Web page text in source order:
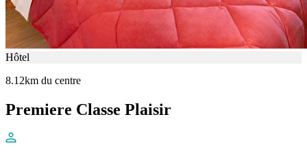
Hôtel
8.12km du centre
Premiere Classe Plaisir